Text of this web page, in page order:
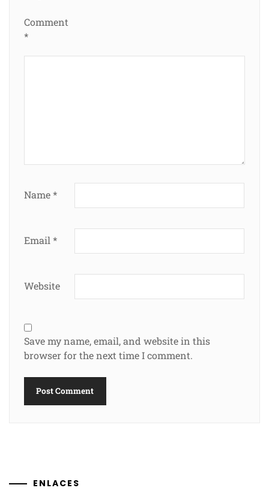
Comment
*
Name*
Email *
Website
Save my name, email, and website in this
browser for the next time I comment.
ENLACES